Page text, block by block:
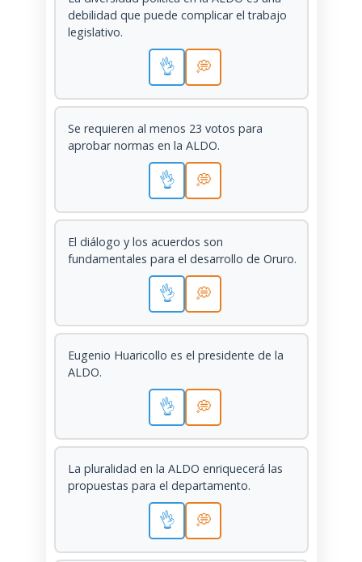
debilidad que puede complicar el trabajo
legislativo.
👌 💭
Se requieren al menos 23 votos para
aprobar normas en la ALDO.
👌 💭
El diálogo y los acuerdos son
fundamentales para el desarrollo de Oruro.
👌 💭
Eugenio Huaricollo es el presidente de la
ALDO.
👌 💭
La pluralidad en la ALDO enriquecerá las
propuestas para el departamento.
👌 💭